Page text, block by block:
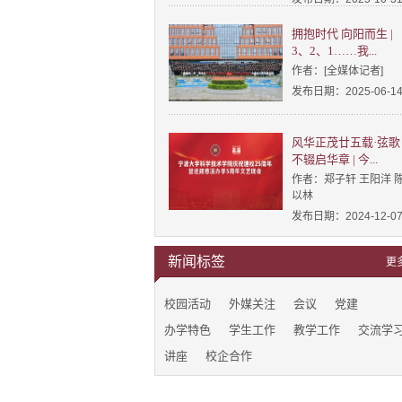
拥抱时代 向阳而生 |
3、2、1……我...
作者：[全媒体记者]
发布日期：2025-06-14
风华正茂廿五载·弦歌
不辍启华章 | 今...
作者：郑子轩 王阳洋
以林
发布日期：2024-12-07
新闻标签 更
校园活动 外媒关注 会议
党建
办学特色
学生工作 教学工作
交流学
讲座
校企合作